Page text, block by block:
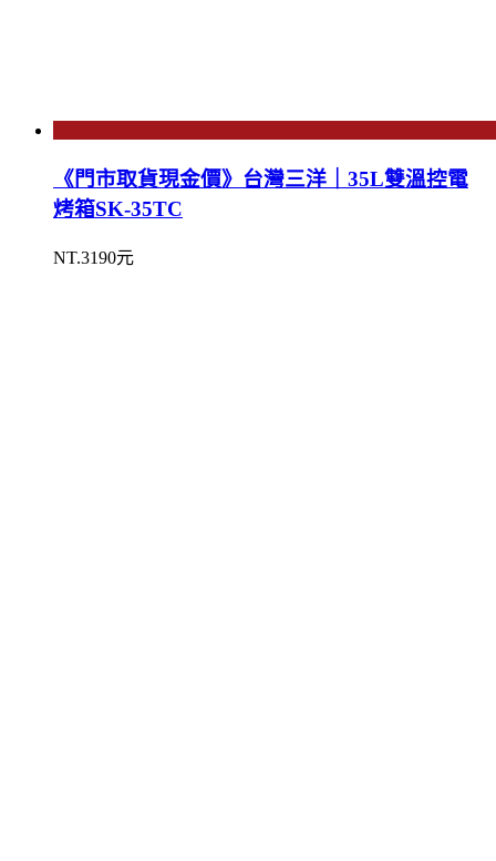
《門市取貨現金價》台灣三洋｜35L雙溫控電
烤箱SK-35TC
NT.3190元